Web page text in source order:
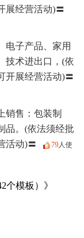
展经营活动)〓
电子产品、家用
技术进出口，(依
开展经营活动)〓
销售：包装制
品。(依法须经批
活动)〓
79人使
个模板）》